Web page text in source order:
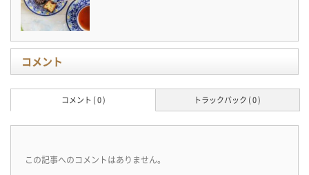
コメント
トラックバック ( 0 )
コメント ( 0 )
この記事へのコメントはありません。